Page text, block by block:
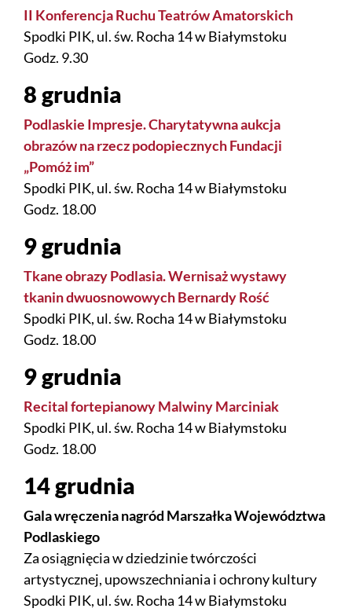
II Konferencja Ruchu Teatrów Amatorskich
Spodki PIK, ul. św. Rocha 14 w Białymstoku
Godz. 9.30
8 grudnia
Podlaskie Impresje. Charytatywna aukcja
obrazów na rzecz podopiecznych Fundacji
„Pomóż im”
Spodki PIK, ul. św. Rocha 14 w Białymstoku
Godz. 18.00
9 grudnia
Tkane obrazy Podlasia. Wernisaż wystawy
tkanin dwuosnowowych Bernardy Rość
Spodki PIK, ul. św. Rocha 14 w Białymstoku
Godz. 18.00
9 grudnia
Recital fortepianowy Malwiny Marciniak
Spodki PIK, ul. św. Rocha 14 w Białymstoku
Godz. 18.00
14 grudnia
Gala wręczenia nagród Marszałka Województwa
Podlaskiego
Za osiągnięcia w dziedzinie twórczości
artystycznej, upowszechniania i ochrony kultury
Spodki PIK, ul. św. Rocha 14 w Białymstoku